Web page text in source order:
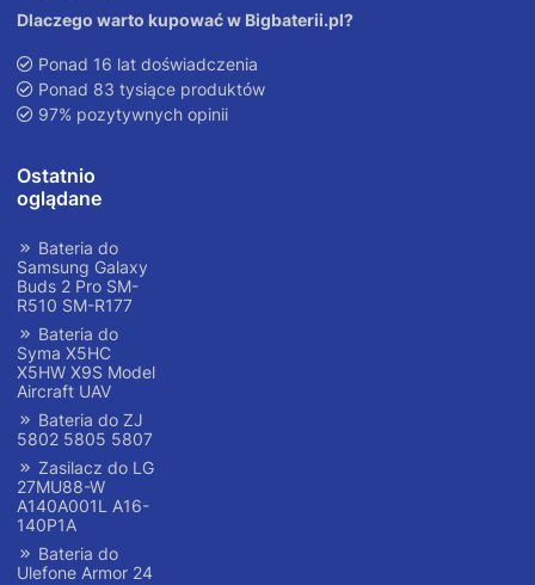
Dlaczego warto kupować w Bigbaterii.pl?
Ponad 16 lat doświadczenia
Ponad 83 tysiące produktów
97% pozytywnych opinii
Ostatnio
oglądane
Bateria do
Samsung Galaxy
Buds 2 Pro SM-
R510 SM-R177
Bateria do
Syma X5HC
X5HW X9S Model
Aircraft UAV
Bateria do ZJ
5802 5805 5807
Zasilacz do LG
27MU88-W
A140A001L A16-
140P1A
Bateria do
Ulefone Armor 24